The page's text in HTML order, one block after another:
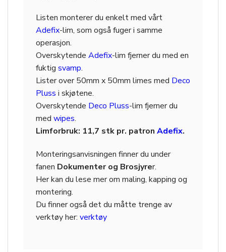
Listen monterer du enkelt med vårt
Adefix-lim, som også fuger i samme
operasjon.
Overskytende Adefix-lim fjerner du med en
fuktig svamp.
Lister over 50mm x 50mm limes med Deco
Pluss i skjøtene.
Overskytende Deco Pluss-lim fjerner du
med wipes.
Limforbruk: 11,7 stk pr. patron Adefix.
Monteringsanvisningen finner du under
fanen Dokumenter og Brosjyrer.
Her kan du lese mer om maling, kapping og
montering.
Du finner også det du måtte trenge av
verktøy her: verktøy